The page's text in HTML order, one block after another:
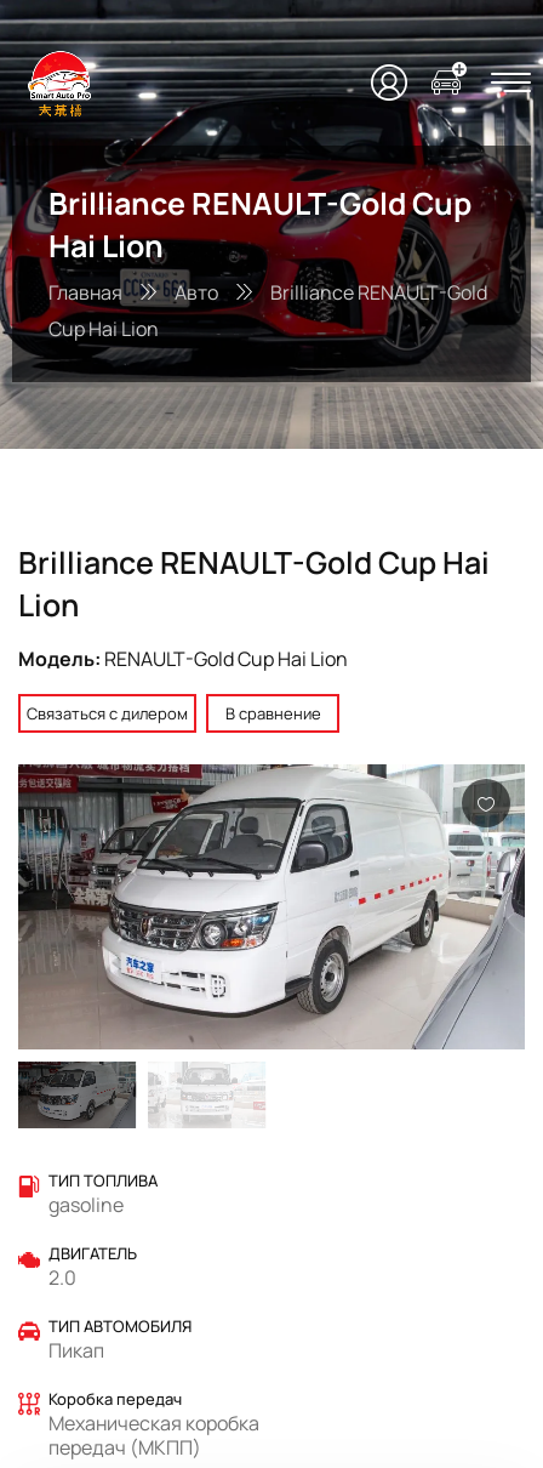
Brilliance RENAULT-Gold Cup
Hai Lion
Главная Авто
Brilliance RENAULT-Gold
Cup Hai Lion
Brilliance RENAULT-Gold Cup Hai
Lion
Модель: RENAULT-Gold Cup Hai Lion
Связаться с дилером В сравнение
ТИП ТОПЛИВА
gasoline
ДВИГАТЕЛЬ
2.0
ТИП АВТОМОБИЛЯ
Пикап
Коробка передач
Механическая коробка
передач (МКПП)